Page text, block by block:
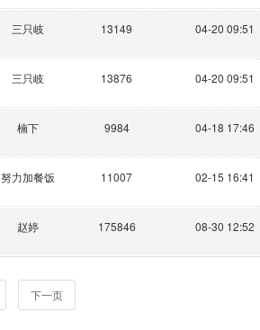
三只岐 13149 04-20 09:51
三只岐 13876 04-20 09:51
楠下 9984 04-18 17:46
努力加餐饭 11007 02-15 16:41
赵婷 175846 08-30 12:52
下一页